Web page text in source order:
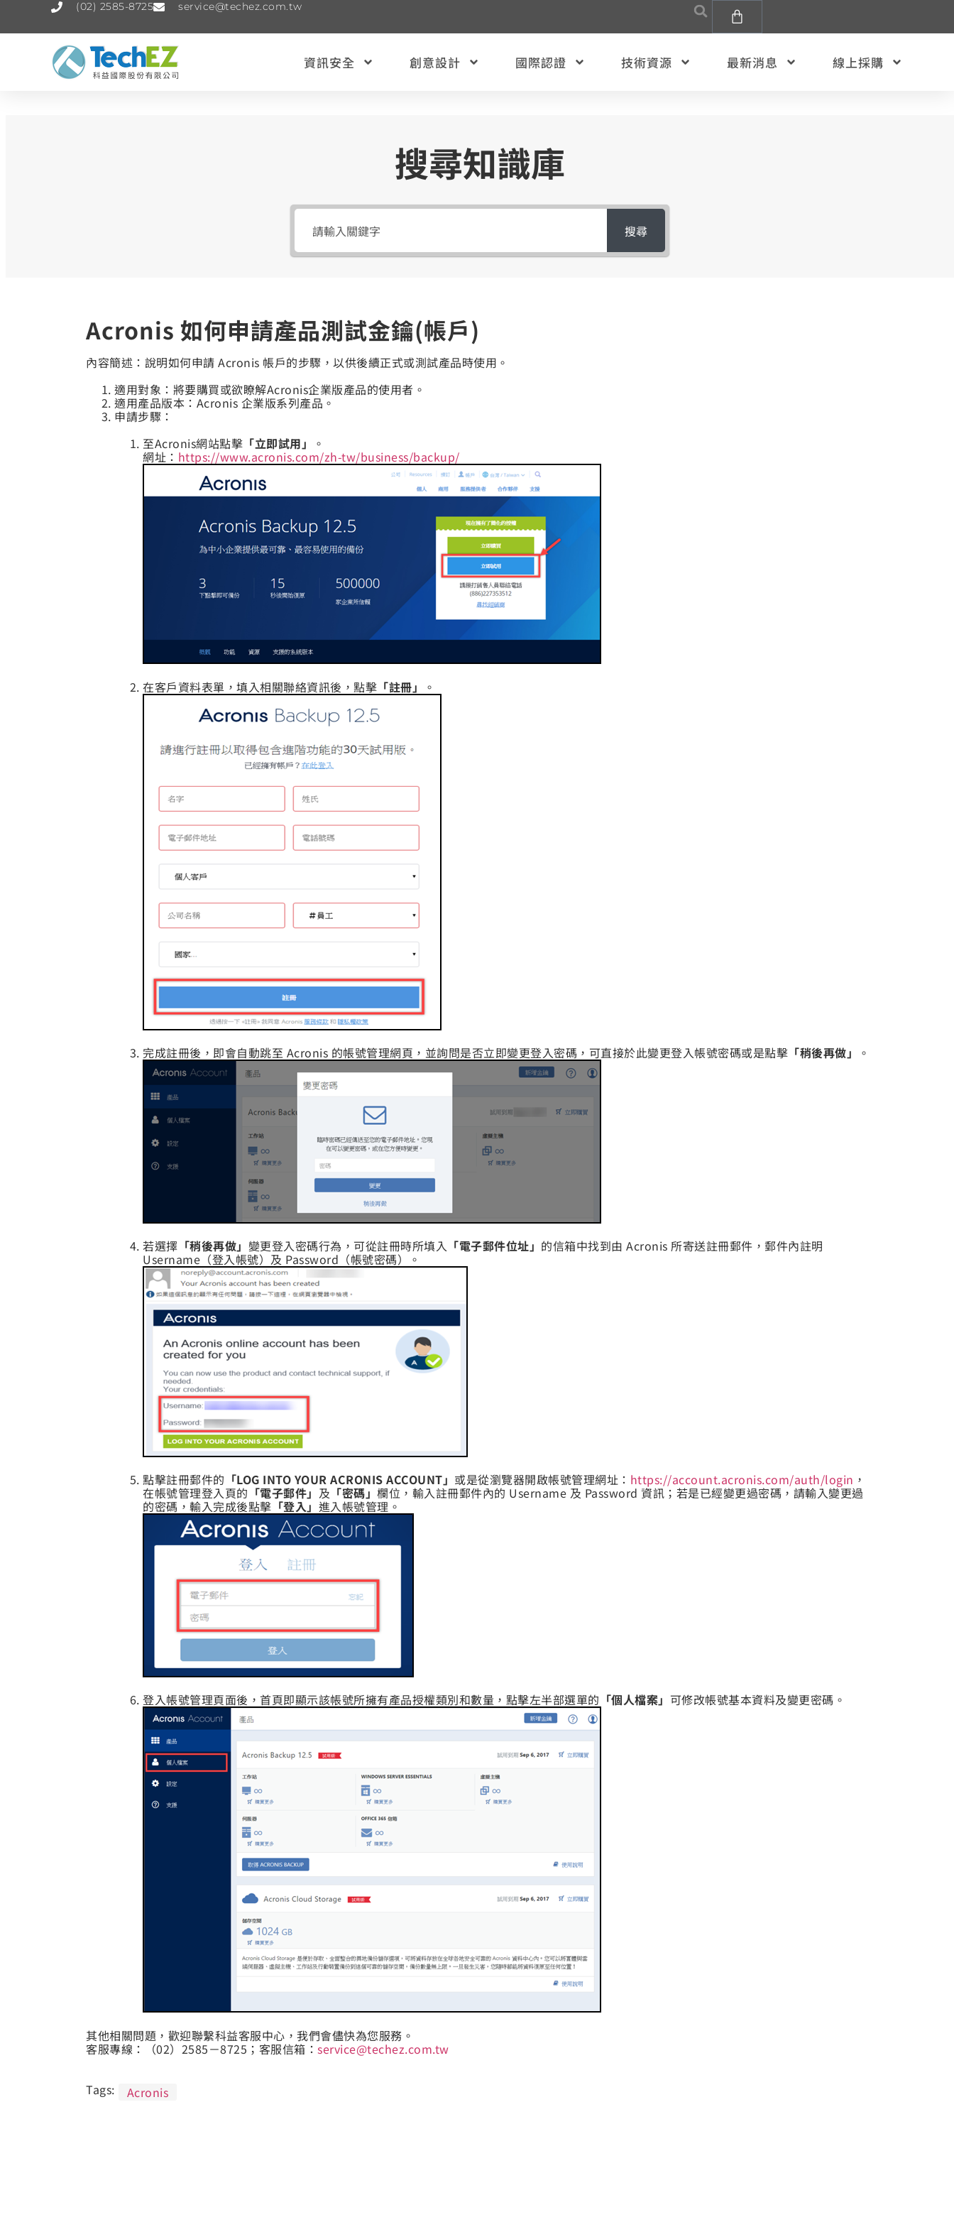
(02) 2585-8725 service@techez.com.tw
資訊安全 創意設計 國際認證 技術資源 最新消息 線上採購
搜尋知識庫
搜尋
Acronis 如何申請產品測試金鑰(帳戶)
內容簡述：說明如何申請 Acronis 帳戶的步驟，以供後續正式或測試產品時使用。
適用對象：將要購買或欲瞭解Acronis企業版產品的使用者。
適用產品版本：Acronis 企業版系列產品。
申請步驟：
至Acronis網站點擊 「立即試用」 。
網址： https://www.acronis.com/zh-tw/business/backup/
在客戶資料表單，填入相關聯絡資訊後，點擊 「註冊」 。
完成註冊後，即會自動跳至 Acronis 的帳號管理網頁，並詢問是否立即變更登入密碼，可直接於此變更登入帳號密碼或是點擊 「稍後再做」 。
若選擇 「稍後再做」 變更登入密碼行為，可從註冊時所填入 「電子郵件位址」 的信箱中找到由 Acronis 所寄送註冊郵件，郵件內註明
Username（登入帳號）及 Password（帳號密碼）。
點擊註冊郵件的 「LOG INTO YOUR ACRONIS ACCOUNT」 或是從瀏覽器開啟帳號管理網址： https://account.acronis.com/auth/login ，
在帳號管理登入頁的 「電子郵件」 及 「密碼」 欄位，輸入註冊郵件內的 Username 及 Password 資訊；若是已經變更過密碼，請輸入變更過
的密碼，輸入完成後點擊 「登入」 進入帳號管理。
登入帳號管理頁面後，首頁即顯示該帳號所擁有產品授權類別和數量，點擊左半部選單的 「個人檔案」 可修改帳號基本資料及變更密碼。
其他相關問題，歡迎聯繫科益客服中心，我們會儘快為您服務。
客服專線：（02）2585－8725；客服信箱： service@techez.com.tw
Tags: Acronis